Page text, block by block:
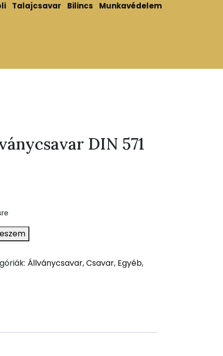
Talajcsavar Bilincs
Munkavédelem
DIN 571
Állványcsavar,Csavar, Egyéb,